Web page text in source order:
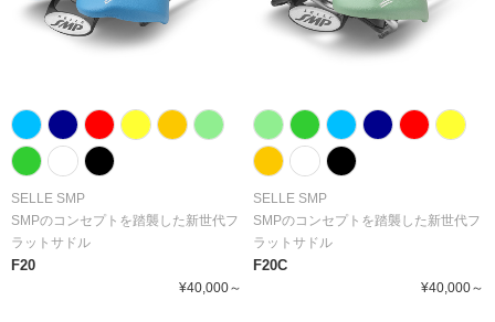
SELLE SMP
SMPのコンセプトを踏襲した新世代フ
ラットサドル
F20
¥40,000～
SELLE SMP
SMPのコンセプトを踏襲した新世代フ
ラットサドル
F20C
¥40,000～